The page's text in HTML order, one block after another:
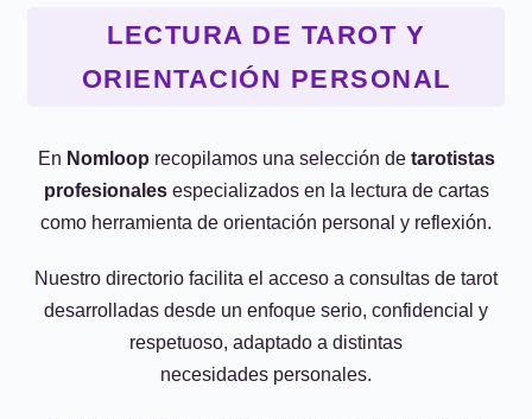
LECTURA DE TAROT Y
ORIENTACIÓN PERSONAL
En Nomloop recopilamos una selección de tarotistas
profesionalesespecializados en la lectura de cartas
como herramienta de orientación personal y reflexión.
Nuestro directorio facilita el acceso a consultas de tarot
desarrolladas desde un enfoque serio, confidencial y
respetuoso, adaptado a distintas
necesidades personales.